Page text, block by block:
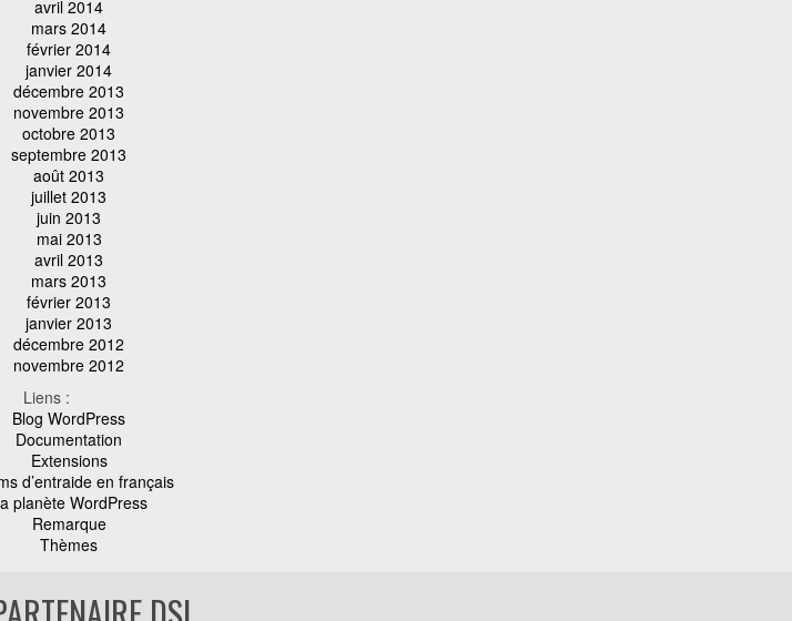
avril 2014
mars 2014
février 2014
janvier 2014
décembre 2013
novembre 2013
octobre 2013
septembre 2013
août 2013
juillet 2013
juin 2013
mai 2013
avril 2013
mars 2013
février 2013
janvier 2013
décembre 2012
novembre 2012
Liens :
Blog WordPress
Documentation
Extensions
d’entraide en français
planète WordPress
Remarque
Thèmes